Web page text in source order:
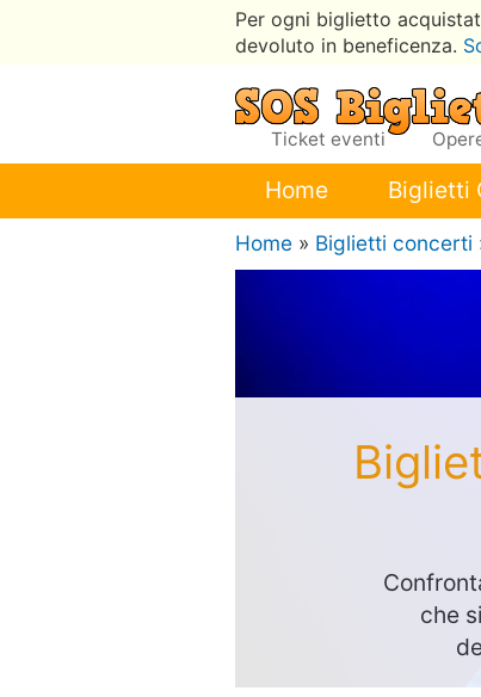
Per ogni biglietto
devoluto in beneficenza.
Ticket eventi
Home Biglietti
Home » Biglietti concerti
che